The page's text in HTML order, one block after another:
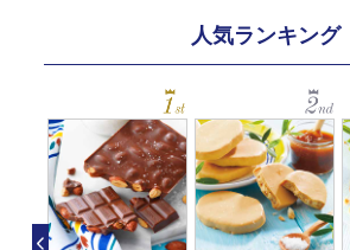
人気ランキング